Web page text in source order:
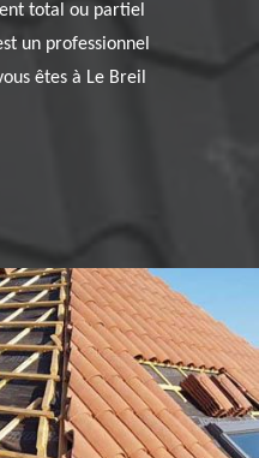
total ou partiel
un professionnel
êtes à Le Breil